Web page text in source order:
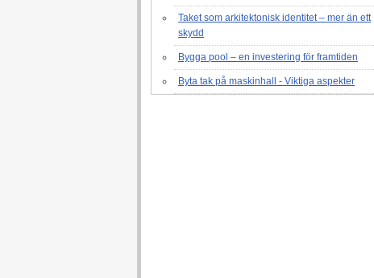
Taket som arkitektonisk identitet – mer än ett
skydd
Bygga pool – en investering för framtiden
Byta tak på maskinhall - Viktiga aspekter